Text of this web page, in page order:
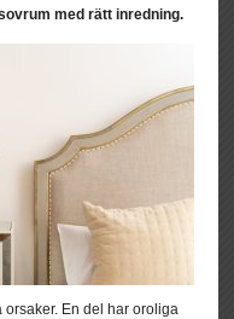
med rätt inredning.
En del har oroliga